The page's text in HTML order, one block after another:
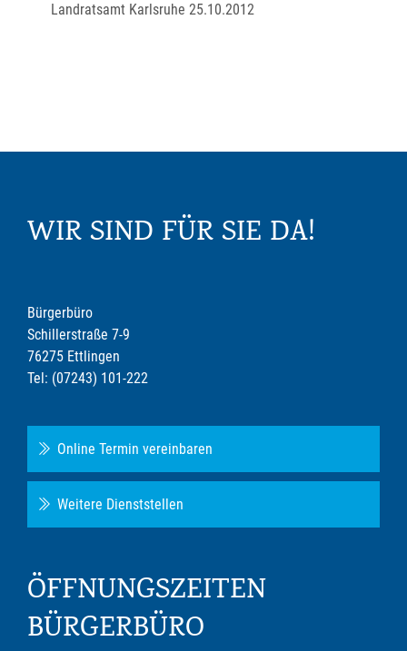
Landratsamt Karlsruhe 25.10.2012
WIR SIND FÜR SIE DA!
Bürgerbüro
Schillerstraße 7-9
76275 Ettlingen
Tel: (07243) 101-222
Online Termin vereinbaren
Weitere Dienststellen
ÖFFNUNGSZEITEN
BÜRGERBÜRO